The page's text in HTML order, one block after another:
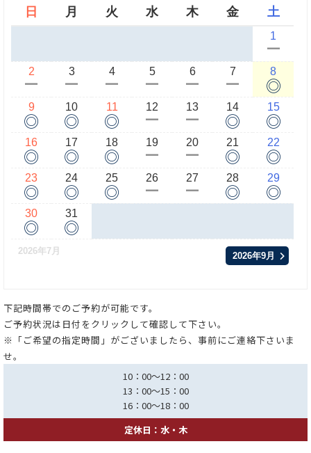
日 月 火 水 木 金 土
1
ー
2
ー
3
ー
4
ー
5
ー
6
ー
7
ー
8
◎
9
◎
10
◎
11
◎
12
ー
13
ー
14
◎
15
◎
16
◎
17
◎
18
◎
19
ー
20
ー
21
◎
22
◎
23
◎
24
◎
25
◎
26
ー
27
ー
28
◎
29
◎
30
◎
31
◎
2026年7月 2026年9月
下記時間帯でのご予約が可能です。
ご予約状況は日付をクリックして確認して下さい。
※「ご希望の指定時間」がございましたら、事前にご連絡下さいま
せ。
10：00～12：00
13：00～15：00
16：00～18：00
定休日：水・木